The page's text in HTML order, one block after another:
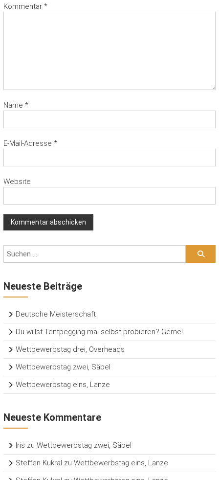
Kommentar *
Name *
E-Mail-Adresse *
Website
Neueste Beiträge
Deutsche Meisterschaft
Du willst Tentpegging mal selbst probieren? Gerne!
Wettbewerbstag drei, Overheads
Wettbewerbstag zwei, Säbel
Wettbewerbstag eins, Lanze
Neueste Kommentare
Iris zu Wettbewerbstag zwei, Säbel
Steffen Kukral zu Wettbewerbstag eins, Lanze